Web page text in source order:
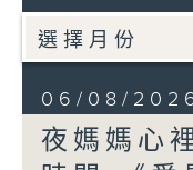
06/08/
夜媽媽心